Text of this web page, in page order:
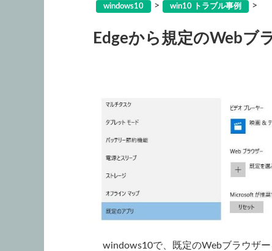
windows10 > win10 トラブル事例 >
Edgeから規定のWebブ
windows10で、既定のWebブラウザー